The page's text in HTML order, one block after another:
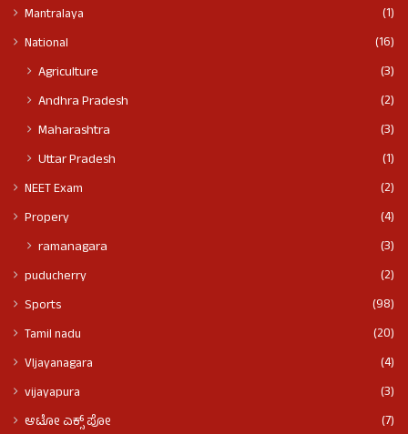
Mantralaya
(1)
National
(16)
Agriculture
(3)
Andhra Pradesh
(2)
Maharashtra
(3)
Uttar Pradesh
(1)
NEET Exam
(2)
Propery
(4)
ramanagara (3)
puducherry
(2)
Sports
(98)
Tamil nadu
(20)
VIjayanagara
(4)
vijayapura
(3)
ಆಟೋ ಎಕ್ಸ್ ಪೋ
(7)